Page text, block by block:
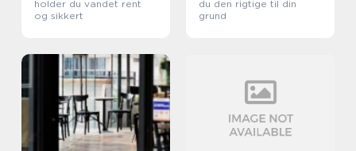
holder du vandet rent
og sikkert
du den rigtige til din
grund